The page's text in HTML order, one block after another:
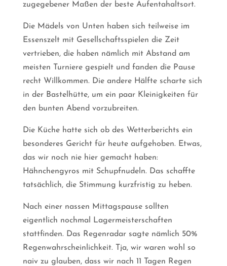
zugegebener Maßen der beste Aufentahaltsort.
Die Mädels von Unten haben sich teilweise im
Essenszelt mit Gesellschaftsspielen die Zeit
vertrieben, die haben nämlich mit Abstand am
meisten Turniere gespielt und fanden die Pause
recht Willkommen. Die andere Hälfte scharte sich
in der Bastelhütte, um ein paar Kleinigkeiten für
den bunten Abend vorzubreiten.
Die Küche hatte sich ob des Wetterberichts ein
besonderes Gericht für heute aufgehoben. Etwas,
das wir noch nie hier gemacht haben:
Hähnchengyros mit Schupfnudeln. Das schaffte
tatsächlich, die Stimmung kurzfristig zu heben.
Nach einer nassen Mittagspause sollten
eigentlich nochmal Lagermeisterschaften
stattfinden. Das Regenradar sagte nämlich 50%
Regenwahrscheinlichkeit. Tja, wir waren wohl so
naiv zu glauben, dass wir nach 11 Tagen Regen